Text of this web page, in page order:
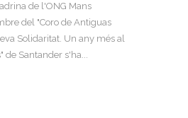
de l'ONG Mans
del "Coro de Antiguas
Solidaritat. Un any més al
de Santander s'ha...